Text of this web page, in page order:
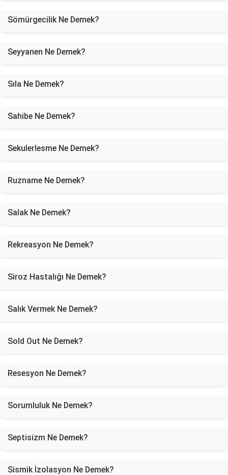
Sömürgecilik Ne Demek?
Seyyanen Ne Demek?
Sıla Ne Demek?
Sahibe Ne Demek?
Sekulerlesme Ne Demek?
Ruzname Ne Demek?
Salak Ne Demek?
Rekreasyon Ne Demek?
Siroz Hastalığı Ne Demek?
Salık Vermek Ne Demek?
Sold Out Ne Demek?
Resesyon Ne Demek?
Sorumluluk Ne Demek?
Septisizm Ne Demek?
Sismik İzolasyon Ne Demek?